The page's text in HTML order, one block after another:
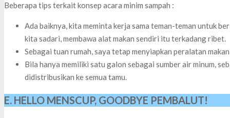
Beberapa tips terkait konsep acara minim sampah :
Ada baiknya, kita meminta kerja sama teman-teman untuk
kita sadari, membawa alat makan sendiri itu terkadang ribet.
Sebagai tuan rumah, saya tetap menyiapkan peralatan
Bila hanya memiliki satu galon sebagai sumber air minum,
didistribusikan ke semua tamu.
E. HELLO MENSCUP, GOODBYE PEMBALUT!